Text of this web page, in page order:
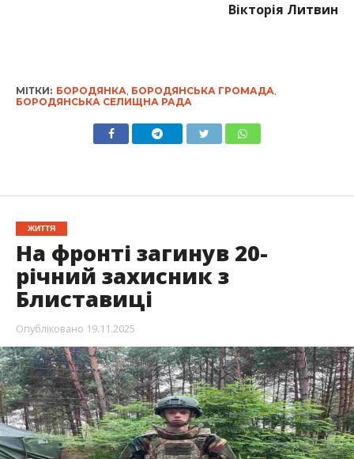
Вікторія Литвин
МІТКИ: БОРОДЯНКА, БОРОДЯНСЬКА ГРОМАДА,
БОРОДЯНСЬКА СЕЛИЩНА РАДА
ЖИТТЯ
На фронті загинув 20-
річний захисник з
Блиставиці
Опубліковано 19.11.2025